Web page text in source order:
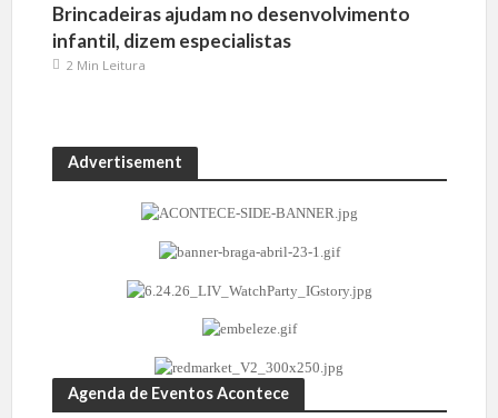
Brincadeiras ajudam no desenvolvimento
infantil, dizem especialistas
2 Min Leitura
Advertisement
Agenda de Eventos Acontece